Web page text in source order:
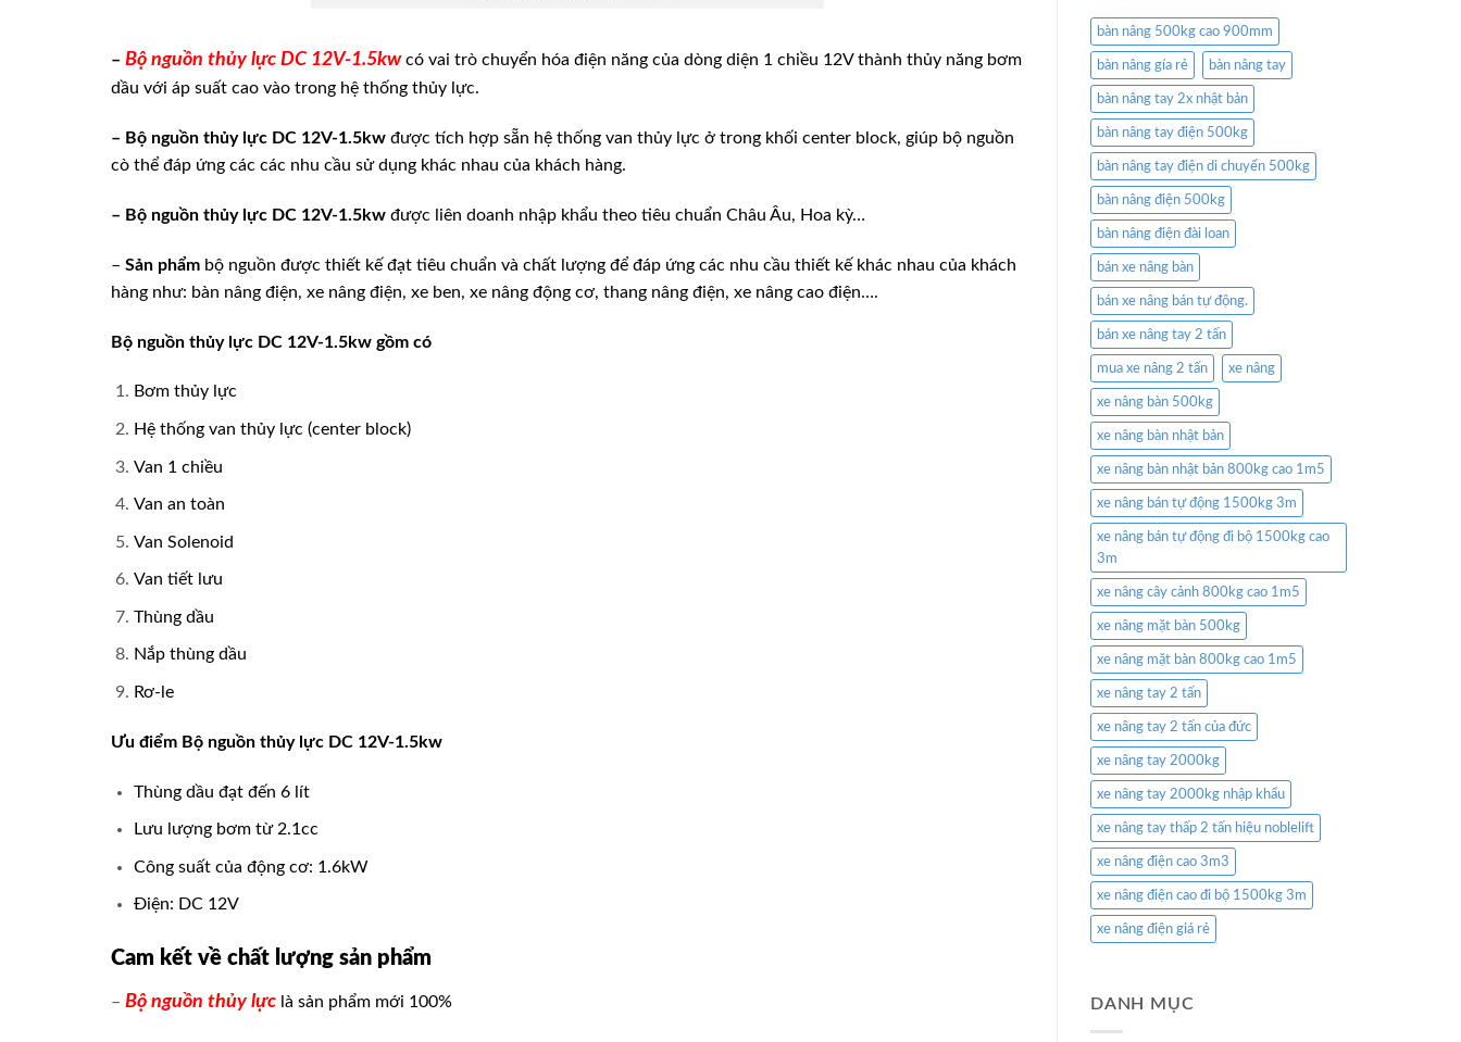
– Bộ nguồn thủy lực DC 12V-1.5kwcó vai trò chuyển hóa điện năng của dòng diện 1 chiều 12V thành thủy năng bơm
dầu với áp suất cao vào trong hệ thống thủy lực.
– Bộ nguồn thủy lực DC 12V-1.5kw được tích hợp sẵn hệ thống van thủy lực ở trong khối center block, giúp bộ nguồn
cò thể đáp ứng các các nhu cầu sử dụng khác nhau của khách hàng.
– Bộ nguồn thủy lực DC 12V-1.5kw được liên doanh nhập khẩu theo tiêu chuẩn Châu Âu, Hoa kỳ…
– Sản phẩm bộ nguồn được thiết kế đạt tiêu chuẩn và chất lượng để đáp ứng các nhu cầu thiết kế khác nhau của khách
hàng như: bàn nâng điện, xe nâng điện, xe ben, xe nâng động cơ, thang nâng điện, xe nâng cao điện….
Bộ nguồn thủy lực DC 12V-1.5kw gồm có
Bơm thủy lực
Hệ thống van thủy lực (center block)
Van 1 chiều
Van an toàn
Van Solenoid
Van tiết lưu
Thùng dầu
Nắp thùng dầu
Rơ-le
Ưu điểm Bộ nguồn thủy lực DC 12V-1.5kw
Thùng dầu đạt đến 6 lít
Lưu lượng bơm từ 2.1cc
Công suất của động cơ: 1.6kW
Điện: DC 12V
Cam kết về chất lượng sản phẩm
– Bộ nguồn thủy lực là sản phẩm mới 100%
bàn nâng 500kg cao 900mm
bàn nâng gía rẻ bàn nâng tay
bàn nâng tay 2x nhật bản
bàn nâng tay điện 500kg
bàn nâng tay điện di chuyển 500kg
bàn nâng điện 500kg
bàn nâng điện đài loan
bán xe nâng bàn
bán xe nâng bán tự động.
bán xe nâng tay 2 tấn
mua xe nâng 2 tấn xe nâng
xe nâng bàn 500kg
xe nâng bàn nhật bản
xe nâng bàn nhật bản 800kg cao 1m5
xe nâng bán tự động 1500kg 3m
xe nâng bán tự động đi bộ 1500kg cao
3m
xe nâng cây cảnh 800kg cao 1m5
xe nâng mặt bàn 500kg
xe nâng mặt bàn 800kg cao 1m5
xe nâng tay 2 tấn
xe nâng tay 2 tấn của đức
xe nâng tay 2000kg
xe nâng tay 2000kg nhập khẩu
xe nâng tay thấp 2 tấn hiệu noblelift
xe nâng điện cao 3m3
xe nâng điện cao đi bộ 1500kg 3m
xe nâng điện giá rẻ
DANH MỤC